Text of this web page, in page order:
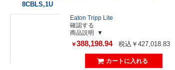
8CBLS,1U
Eaton Tripp Lite
確認する
商品説明
￥388,198.94 税込￥427,018.83